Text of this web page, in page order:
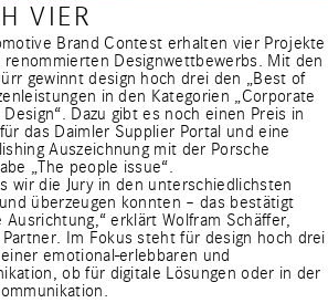
VIER
Brand Contest erhalten vier Projekte
renommierten Designwettbewerbs. Mit den
gewinnt design hoch drei den „Best of
in den Kategorien „Corporate
Design“. Dazu gibt es noch einen Preis in
das Daimler Supplier Portal und eine
Auszeichnung mit der Porsche
„The people issue“.
wir die Jury in den unterschiedlichsten
überzeugen konnten – das bestätigt
erklärt Wolfram Schäffer,
Im Fokus steht für design hoch drei
emotional-erlebbaren und
ob für digitale Lösungen oder in der